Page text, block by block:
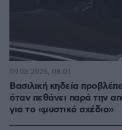
Βασιλική κηδεία
όταν πεθάνει παρά την
για το «μυστικό σχέδιο»
09.08.2026, 08:01